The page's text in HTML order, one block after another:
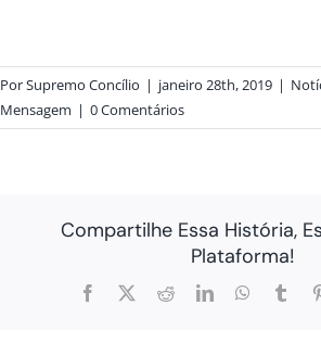
PorSupremo Concílio | janeiro 28th, 2019 |
Mensagem | 0 Comentários
Compartilhe Essa História,
Plataforma!
Facebook
X RedditLinkedIn